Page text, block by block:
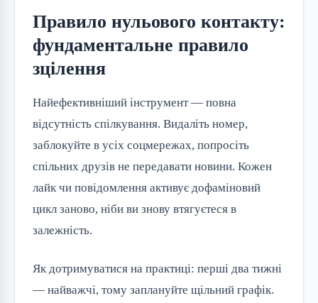
Правило нульового контакту:
фундаментальне правило
зцілення
Найефективніший інструмент — повна
відсутність спілкування. Видаліть номер,
заблокуйте в усіх соцмережах, попросіть
спільних друзів не передавати новини. Кожен
лайк чи повідомлення активує дофаміновий
цикл заново, ніби ви знову втягуєтеся в
залежність.
Як дотримуватися на практиці: перші два тижні
— найважчі, тому заплануйте щільний графік.